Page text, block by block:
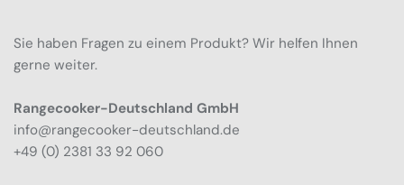
Sie haben Fragen zu einem Produkt? Wir helfen Ihnen
gerne weiter.
Rangecooker-Deutschland GmbH
info@rangecooker-deutschland.de
+49 (0) 2381 33 92 060